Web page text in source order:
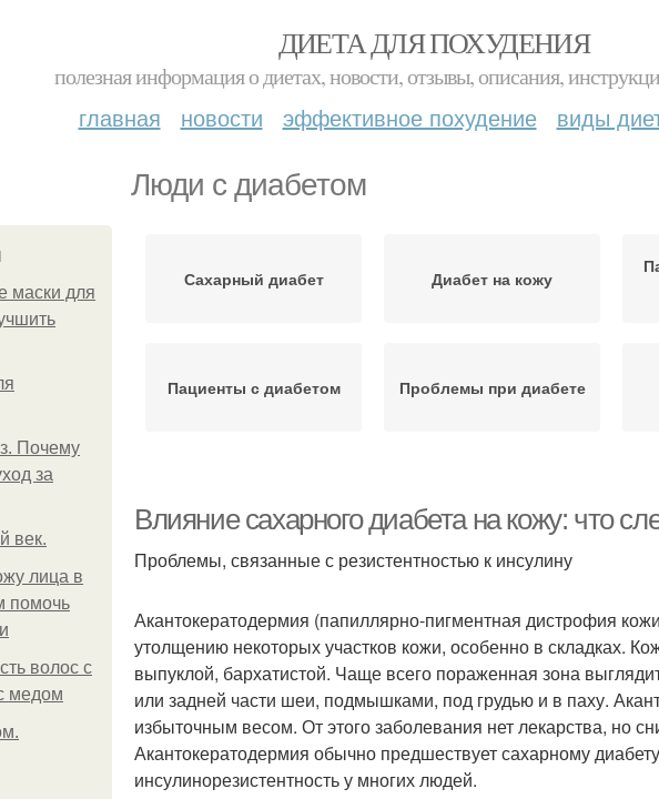
ДИЕТА ДЛЯ ПОХУДЕНИЯ
полезная информация о диетах, новости, отзывы, описания,
главная новости эффективное похудение виды
Люди с диабетом
маски для
Почему
за
век.
лица в
помочь
волос с
медом
Сахарный диабет Диабет на кожу
Пациенты с диабетом Проблемы при диабете
Влияние сахарного диабета на кожу: что
Проблемы, связанные с резистентностью к инсулину
Акантокератодермия (папиллярно-пигментная дистрофия
утолщению некоторых участков кожи, особенно в складках.
выпуклой, бархатистой. Чаще всего пораженная зона
или задней части шеи, подмышками, под грудью и в паху.
избыточным весом. От этого заболевания нет лекарства, но
Акантокератодермия обычно предшествует сахарному
инсулинорезистентность у многих людей.